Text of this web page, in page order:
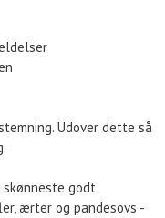
Udover dette så
skønneste godt
ærter og pandesovs -